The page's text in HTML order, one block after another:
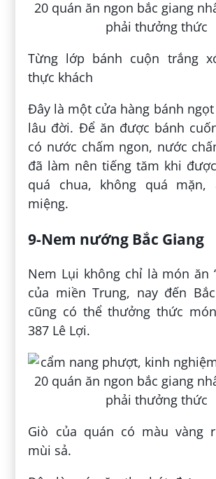
Từng lớp bánh cuộn trắng
thực khách
Đây là một cửa hàng bánh
lâu đời. Để ăn được bánh
có nước chấm ngon, nước
đã làm nên tiếng tăm khi
quá chua, không quá
miệng.
9-Nem nướng Bắc Giang
Nem Lụi không chỉ là món ăn
của miền Trung, nay đến
cũng có thể thưởng thức
387 Lê Lợi.
Giò của quán có màu vàng
mùi sả.